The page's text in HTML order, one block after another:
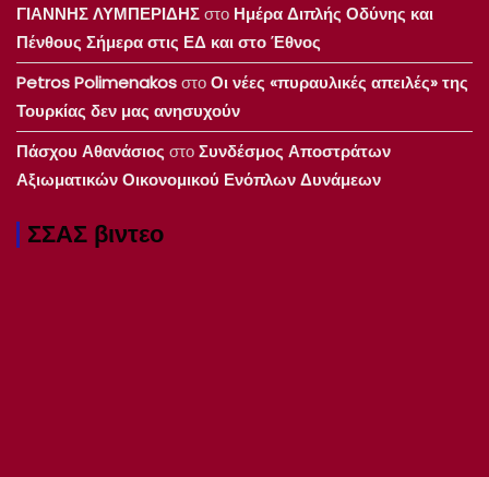
ΓΙΑΝΝΗΣ ΛΥΜΠΕΡΙΔΗΣστο Ημέρα Διπλής Οδύνης και
Πένθους Σήμερα στις ΕΔ και στο Έθνος
Petros PolimenakosστοΟι νέες «πυραυλικές απειλές» της
Τουρκίας δεν μας ανησυχούν
Πάσχου Αθανάσιος στοΣυνδέσμος Αποστράτων
Αξιωματικών Οικονομικού Ενόπλων Δυνάμεων
ΣΣΑΣ βιντεο